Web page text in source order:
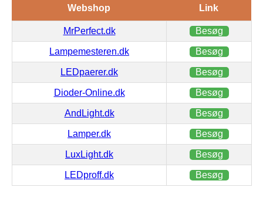
Webshop Link
MrPerfect.dk Besøg
Lampemesteren.dk Besøg
LEDpaerer.dk Besøg
Dioder-Online.dk Besøg
AndLight.dk Besøg
Lamper.dk Besøg
LuxLight.dk Besøg
LEDproff.dk Besøg